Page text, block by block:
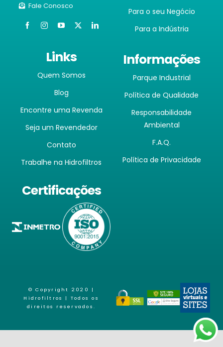
Fale Conosco
Para o seu Negócio
Para a Indústria
Links
Quem Somos
Blog
Encontre uma Revenda
Seja um Revendedor
Contato
Trabalhe na Hidrofiltros
Informações
Parque Industrial
Política de Qualidade
Responsabilidade
Ambiental
F.A.Q.
Política de Privacidade
Certificações
© Copyright 2020 |
Hidrofiltros
| Todos os
direitos reservados.